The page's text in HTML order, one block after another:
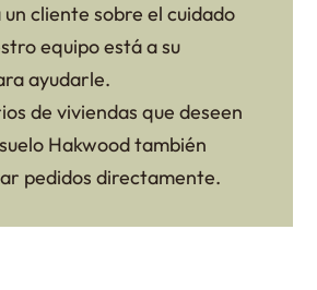
cliente sobre el cuidado
equipo está a su
ayudarle.
de viviendas que deseen
Hakwood también
pedidos directamente.